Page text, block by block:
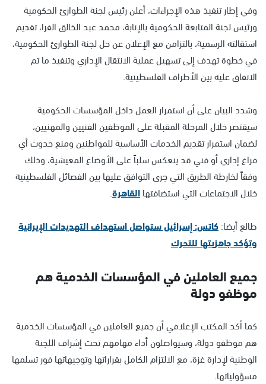
وفي إطار تنفيذ هذه الإجراءات، أعلن رئيس لجنة الطوارئ الحكومية
ورئيس لجنة المتابعة الحكومية بالإنابة، محمد عبد الخالق الفرا، تقديم
استقالته الرسمية، بالتزامن مع الإعلان عن حل لجنة الطوارئ الحكومية،
في خطوة تهدف إلى تسهيل عملية الانتقال الإداري وتنفيذ ما تم
الاتفاق عليه بين الأطراف الفلسطينية.
وشدد البيان على أن استمرار العمل داخل المؤسسات الحكومية
سيقتصر خلال المرحلة المقبلة على الموظفين الفنيين والمهنيين،
لضمان استمرار تقديم الخدمات الأساسية للمواطنين ومنع حدوث أي
فراغ إداري أو فني قد ينعكس سلباً على الأوضاع المعيشية، وذلك
وفقاً لخارطة الطريق التي جرى التوافق عليها بين الفصائل الفلسطينية
خلال الاجتماعات التي استضافتهاالقاهرة.
طالع أيضا:كاتس: إسرائيل ستواصل استهداف التهديدات الإيرانية
وتؤكد جاهزيتها للتحرك
جميع العاملين في المؤسسات الخدمية هم
موظفو دولة
كما أكد المكتب الإعلامي أن جميع العاملين في المؤسسات الخدمية
هم موظفو دولة، وسيواصلون أداء مهامهم تحت إشراف اللجنة
الوطنية لإدارة غزة، مع الالتزام الكامل بقراراتها وتوجيهاتها فور تسلمها
مسؤولياتها.